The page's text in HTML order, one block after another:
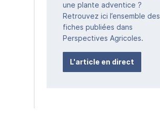
une plante adventice ?
Retrouvez ici l’ensemble des
fiches publiées dans
Perspectives Agricoles.
L'article en direct